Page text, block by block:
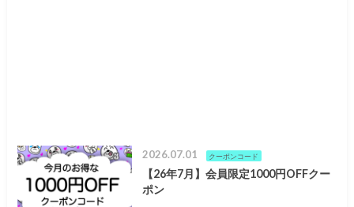
2026.07.01 クーポンコード
【26年7月】会員限定1000円OFFクー
ポン